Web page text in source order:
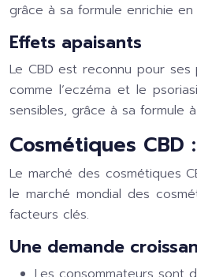
grâce à sa formule enrichie
Effets apaisants
Le CBD est reconnu pour
comme l’eczéma et le
sensibles, grâce à sa formule
Cosmétiques
Le marché des cosmétiques
le marché mondial des
facteurs clés.
Une demande